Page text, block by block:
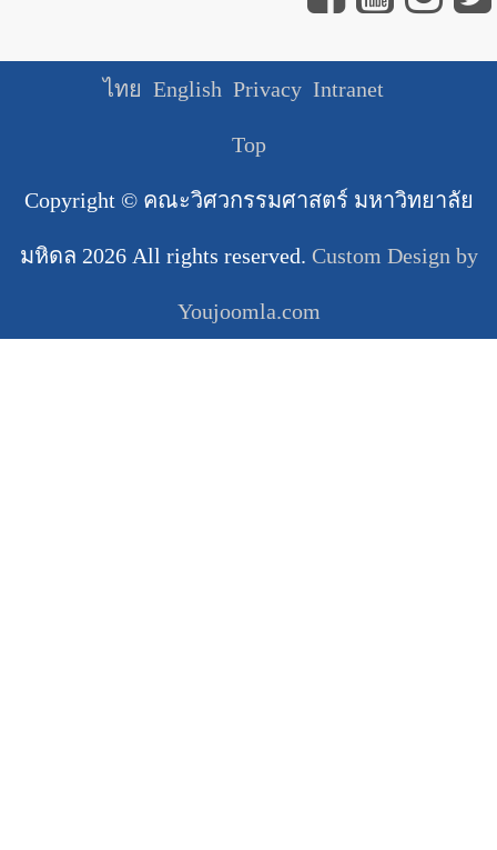
ไทย English Privacy Intranet
Top
Copyright © คณะวิศวกรรมศาสตร์ มหาวิทยาลัย
มหิดล 2026 All rights reserved. Custom Design by
Youjoomla.com